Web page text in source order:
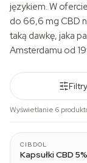
językiem. W
do 66,6 mg CBD
taką dawkę, jaka
Amsterdamu od
Filtry
Wyświetlanie 6
CIBDOL
Kapsułki CBD 5%